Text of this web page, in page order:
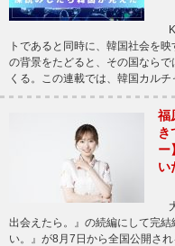
トであると同時に、韓国社会を
の背景をたどると、その国なら
くる。この連載では、韓国カル
福
き
ー
い
出会えたら。』の続編にして完
い。』が8月7日から全国公開さ